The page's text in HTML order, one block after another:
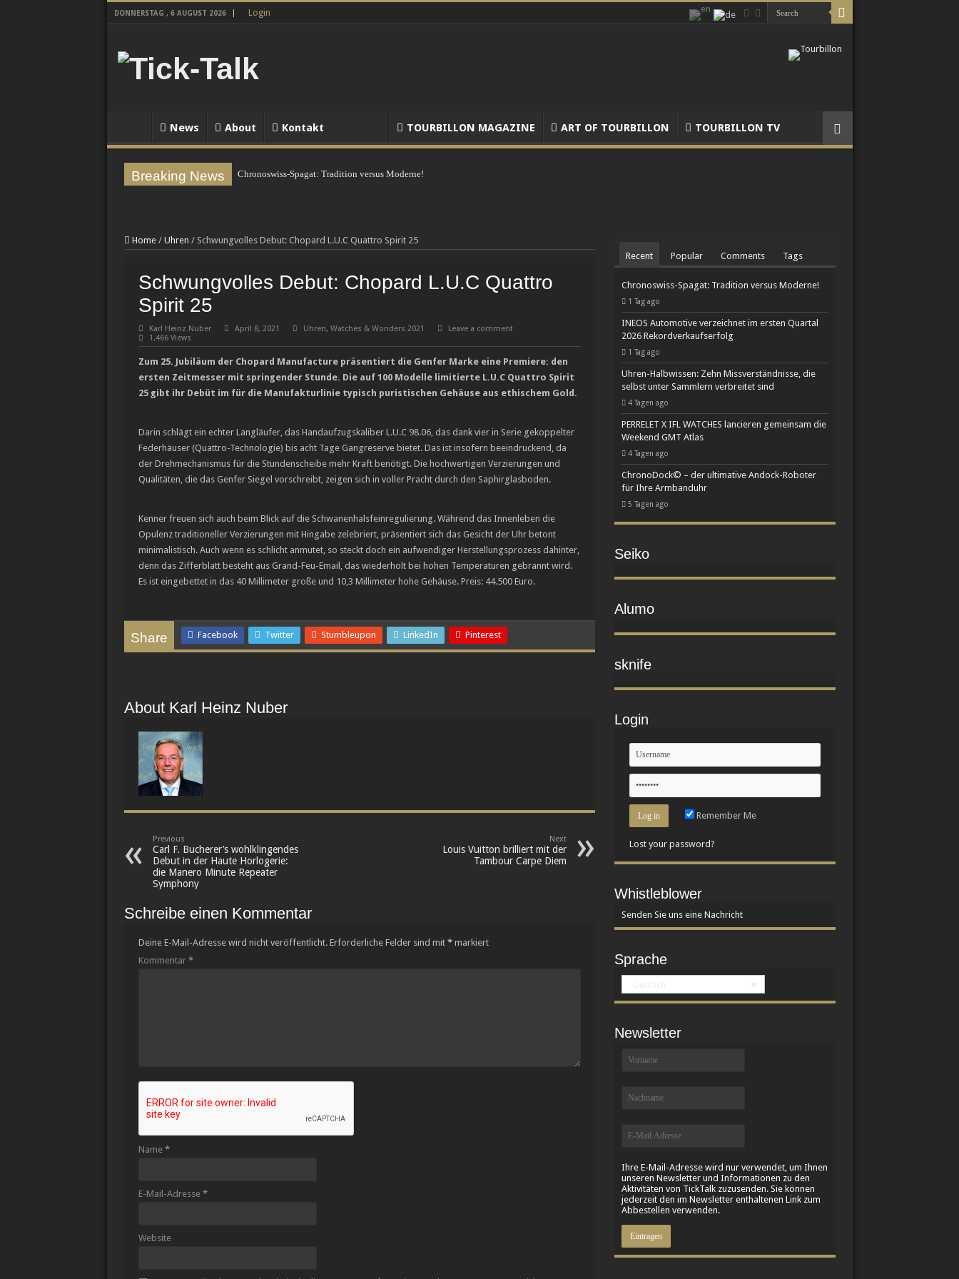
DONNERSTAG , 6 AUGUST 2026 Login
News About Kontakt TOURBILLON MAGAZINE ART OF TOURBILLON TOURBILLON TV
Breaking News Chronoswiss-Spagat: Tradition versus Moderne!
Home / Uhren / Schwungvolles Debut: Chopard L.U.C Quattro Spirit 25
Schwungvolles Debut: Chopard L.U.C Quattro
Spirit 25
Karl Heinz Nuber April 8, 2021 Uhren, Watches & Wonders 2021
Leave a comment
1,466 Views
Zum 25. Jubiläum der Chopard Manufacture präsentiert die Genfer Marke eine Premiere: den
ersten Zeitmesser mit springender Stunde. Die auf 100 Modelle limitierte L.U.C Quattro Spirit
25 gibt ihr Debüt im für die Manufakturlinie typisch puristischen Gehäuse aus ethischem Gold.
Darin schlägt ein echter Langläufer, das Handaufzugskaliber L.U.C 98.06, das dank vier in Serie gekoppelter
Federhäuser (Quattro-Technologie) bis acht Tage Gangreserve bietet. Das ist insofern beeindruckend, da
der Drehmechanismus für die Stundenscheibe mehr Kraft benötigt. Die hochwertigen Verzierungen und
Qualitäten, die das Genfer Siegel vorschreibt, zeigen sich in voller Pracht durch den Saphirglasboden.
Kenner freuen sich auch beim Blick auf die Schwanenhalsfeinregulierung. Während das Innenleben die
Opulenz traditioneller Verzierungen mit Hingabe zelebriert, präsentiert sich das Gesicht der Uhr betont
minimalistisch. Auch wenn es schlicht anmutet, so steckt doch ein aufwendiger Herstellungsprozess dahinter,
denn das Zifferblatt besteht aus Grand-Feu-Email, das wiederholt bei hohen Temperaturen gebrannt wird.
Es ist eingebettet in das 40 Millimeter große und 10,3 Millimeter hohe Gehäuse. Preis: 44.500 Euro.
Share Facebook Twitter Stumbleupon LinkedIn Pinterest
About Karl Heinz Nuber
Previous
Carl F. Bucherer’s wohlklingendes
Debut in der Haute Horlogerie:
die Manero Minute Repeater
Symphony
Next
Louis Vuitton brilliert mit der
Tambour Carpe Diem
Schreibe einen Kommentar
Deine E-Mail-Adresse wird nicht veröffentlicht. Erforderliche Felder sind mit *markiert
Kommentar *
Name *
E-Mail-Adresse *
Website
Recent Popular Comments Tags
Chronoswiss-Spagat: Tradition versus Moderne!
1 Tag ago
INEOS Automotive verzeichnet im ersten Quartal
2026 Rekordverkaufserfolg
1 Tag ago
Uhren-Halbwissen: Zehn Missverständnisse, die
selbst unter Sammlern verbreitet sind
4 Tagen ago
PERRELET X IFL WATCHES lancieren gemeinsam die
Weekend GMT Atlas
4 Tagen ago
ChronoDock© – der ultimative Andock-Roboter
für Ihre Armbanduhr
5 Tagen ago
Seiko
Alumo
sknife
Login
Remember Me
Lost your password?
Whistleblower
Senden Sie uns eine Nachricht
Sprache
Newsletter
Ihre E-Mail-Adresse wird nur verwendet, um Ihnen
unseren Newsletter und Informationen zu den
Aktivitäten von TickTalk zuzusenden. Sie können
jederzeit den im Newsletter enthaltenen Link zum
Abbestellen verwenden.